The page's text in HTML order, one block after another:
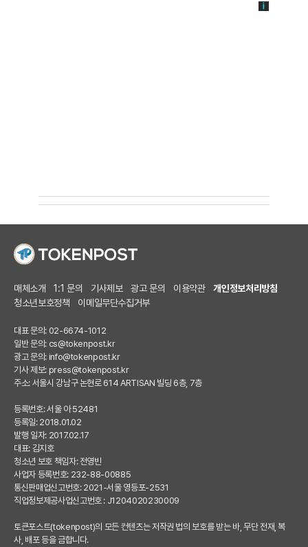
매체소개 1:1 문의 기사제보 광고 문의 이용약관
개인정보처리방침
청소년보호정책
이메일무단수집거부
대표 문의: 02-6674-1012
일반 문의: cs@tokenpost.kr
광고 문의: info@tokenpost.kr
기사 제보: press@tokenpost.kr
주소: 서울시 강남구 논현로 614 ARTISAN 빌딩 6층, 7층
등록번호: 서울 아 52481
등록일: 2018.01.02
발행 일자: 2017.02.17
대표: 김지호
청소년 보호 책임자: 전영빈
사업자 등록번호: 232-88-00885
통신판매업신고번호: 2021-서울 영등포-2531
직업정보제공사업신고번호 : J1204020230009
토큰포스트(tokenpost)의 모든 컨텐츠는 저작권 법의 보호를 받는 바, 무단 전재, 복
사, 배포 등을 금합니다.